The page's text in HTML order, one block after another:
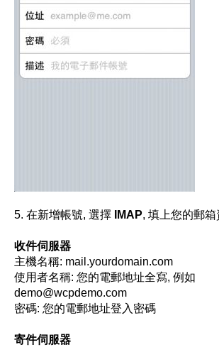
5. 在新增帳號, 選擇 IMAP, 填上您的郵箱
收件伺服器
主機名稱: mail.yourdomain.com
使用者名稱: 您的電郵地址全寫, 例如
demo@wcpdemo.com
密碼: 您的電郵地址登入密碼
寄件伺服器